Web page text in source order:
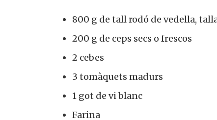
800 g de tall rodó de vedella,
200 g de ceps secs o frescos
2 cebes
3 tomàquets madurs
1 got de vi blanc
Farina